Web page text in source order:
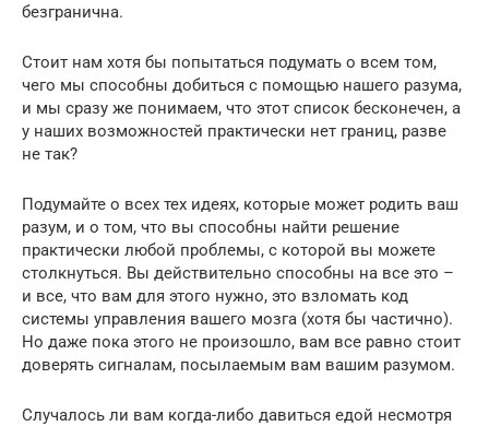
безгранична.
Стоит нам хотя бы попытаться подумать о всем том,
чего мы способны добиться с помощью нашего разума,
и мы сразу же понимаем, что этот список бесконечен, а
у наших возможностей практически нет границ, разве
не так?
Подумайте о всех тех идеях, которые может родить ваш
разум, и о том, что вы способны найти решение
практически любой проблемы, с которой вы можете
столкнуться. Вы действительно способны на все это –
и все, что вам для этого нужно, это взломать код
системы управления вашего мозга (хотя бы частично).
Но даже пока этого не произошло, вам все равно стоит
доверять сигналам, посылаемым вам вашим разумом.
Случалось ли вам когда-либо давиться едой несмотря